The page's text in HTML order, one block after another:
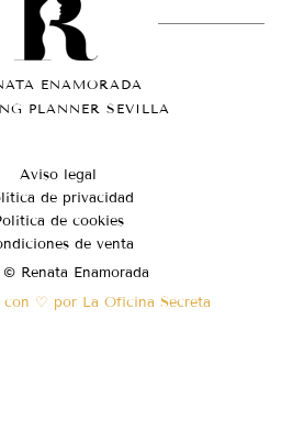
ENAMORADA
PLANNER SEVILLA
Aviso legal
de privacidad
de cookies
de venta
© Renata Enamorada
con ♡ por La Oficina Secreta